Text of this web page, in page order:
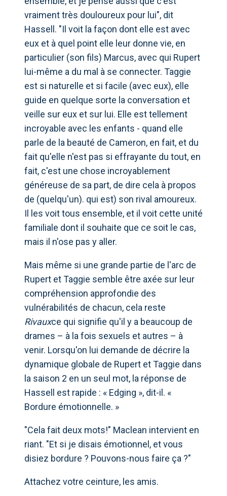
vraiment très douloureux pour lui", dit
Hassell. "Il voit la façon dont elle est avec
eux et à quel point elle leur donne vie, en
particulier (son fils) Marcus, avec qui Rupert
lui-même a du mal à se connecter. Taggie
est si naturelle et si facile (avec eux), elle
guide en quelque sorte la conversation et
veille sur eux et sur lui. Elle est tellement
incroyable avec les enfants - quand elle
parle de la beauté de Cameron, en fait, et du
fait qu'elle n'est pas si effrayante du tout, en
fait, c'est une chose incroyablement
généreuse de sa part, de dire cela à propos
de (quelqu'un). qui est) son rival amoureux.
Il les voit tous ensemble, et il voit cette unité
familiale dont il souhaite que ce soit le cas,
mais il n'ose pas y aller.
Mais même si une grande partie de l'arc de
Rupert et Taggie semble être axée sur leur
compréhension approfondie des
vulnérabilités de chacun, cela reste
Rivauxce qui signifie qu'il y a beaucoup de
drames – à la fois sexuels et autres – à
venir. Lorsqu'on lui demande de décrire la
dynamique globale de Rupert et Taggie dans
la saison 2 en un seul mot, la réponse de
Hassell est rapide : « Edging », dit-il. «
Bordure émotionnelle. »
"Cela fait deux mots!" Maclean intervient en
riant. "Et si je disais émotionnel, et vous
disiez bordure ? Pouvons-nous faire ça ?"
Attachez votre ceinture, les amis.